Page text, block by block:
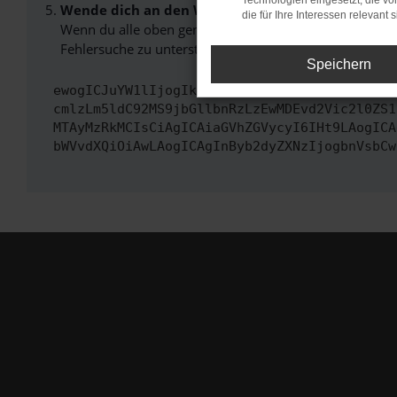
Wende dich an den Webseitenbetreiber.
Wenn du alle oben genannten Schritte versucht hast,
Fehlersuche zu unterstützen:
die für Ihre Interessen relevant
Speichern